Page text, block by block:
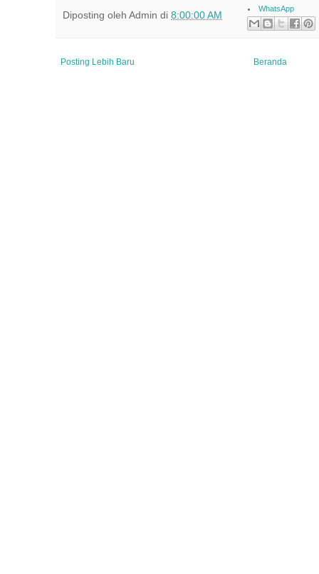
Diposting oleh Admin di 8:00:00 AM
WhatsApp
Posting Lebih Baru Beranda